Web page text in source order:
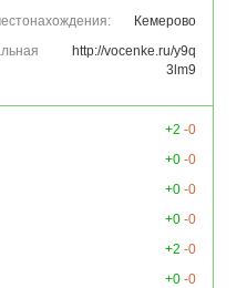
Кемерово
http://vocenke.ru/y9q
3lm9
+2 -0
+0 -0
+0 -0
+0 -0
+2 -0
+0 -0